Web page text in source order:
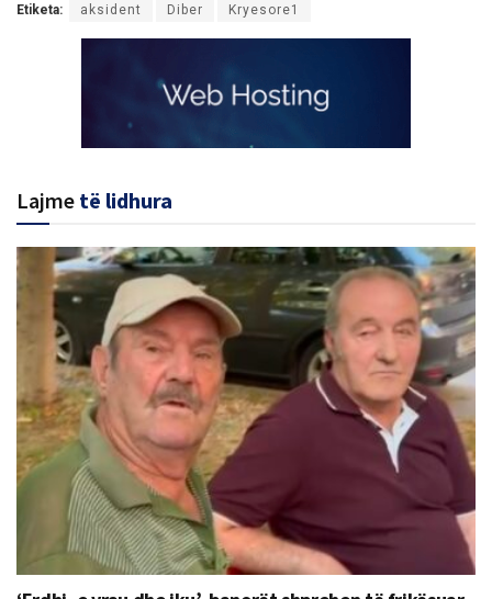
Etiketa: aksident Diber Kryesore1
Lajme të lidhura